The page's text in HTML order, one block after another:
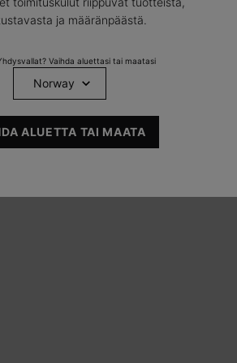
ja määränpäästä.
Vaihda aluettasi tai maatasi
ALUETTA TAI MAATA